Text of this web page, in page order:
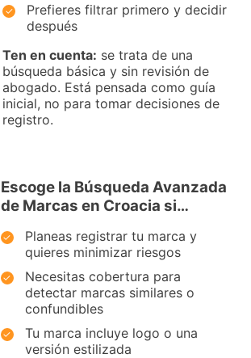
Prefieres filtrar primero y decidir
después
Ten en cuenta: se trata de una
búsqueda básica y sin revisión de
abogado. Está pensada como guía
inicial, no para tomar decisiones de
registro.
Escoge la Búsqueda Avanzada
de Marcas en Croacia si…
Planeas registrar tu marca y
quieres minimizar riesgos
Necesitas cobertura para
detectar marcas similares o
confundibles
Tu marca incluye logo o una
versión estilizada